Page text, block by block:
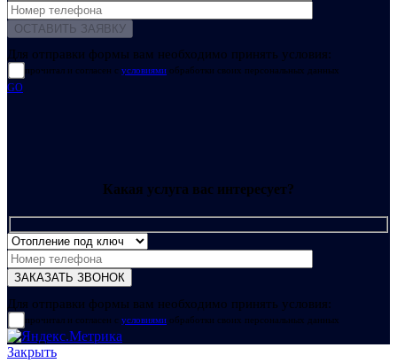
Для отправки формы вам необходимо принять условия:
прочитал и согласен с условиями обработки своих персональных данных
GO
Какая услуга вас интересует?
Для отправки формы вам необходимо принять условия:
прочитал и согласен с условиями обработки своих персональных данных
Закрыть